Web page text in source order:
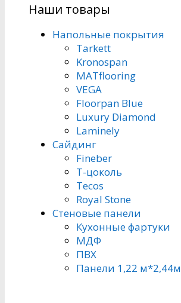
Наши товары
Напольные покрытия
Tarkett
Kronospan
MATflooring
VEGA
Floorpan Blue
Luxury Diamond
Laminely
Сайдинг
Fineber
Т-цоколь
Tecos
Royal Stone
Стеновые панели
Кухонные фартуки
МДФ
ПВХ
Панели 1,22 м*2,44м